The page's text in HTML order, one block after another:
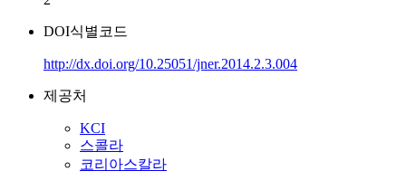
DOI식별코드
http://dx.doi.org/10.25051/jner.2014.2.3.004
제공처
KCI
스콜라
코리아스칼라